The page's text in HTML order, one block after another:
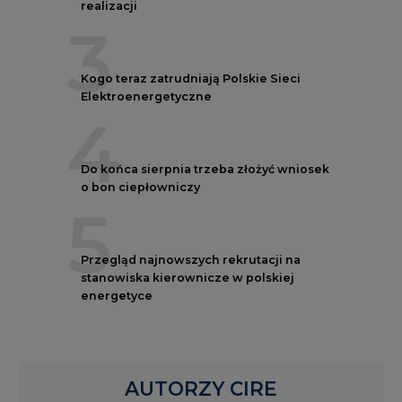
realizacji
3
Kogo teraz zatrudniają Polskie Sieci
Elektroenergetyczne
4
Do końca sierpnia trzeba złożyć wniosek
o bon ciepłowniczy
5
Przegląd najnowszych rekrutacji na
stanowiska kierownicze w polskiej
energetyce
AUTORZY CIRE